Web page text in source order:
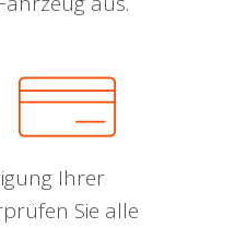
Ihrer
Sie alle